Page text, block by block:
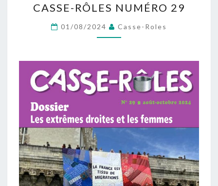
RÔLES
NUMÉRO
29
CASSE-RÔLES NUMÉRO 29
01/08/2024 Casse-Roles